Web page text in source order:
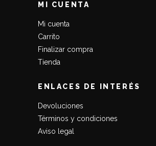
MI CUENTA
Mi cuenta
Carrito
Finalizar compra
Tienda
ENLACES DE INTERÉS
Devoluciones
Términos y condiciones
Aviso legal